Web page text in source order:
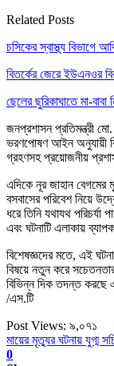
Related Posts
চসিকের স্বাস্থ্য বিভাগে
বিতর্কের জেরে ইউএনওর
ছেলের ছুরিকাঘাতে মা-বাবা
জনপ্রশাসন প্রতিমন্ত্রী
ভরণপোষণ আইন অনুযায়ী
গ্রহণসহ প্রয়োজনীয়
এদিকে নূর জাহান
বসবাসের পরিবেশ নিয়ে
ধরে তিনি যথাযথ
এবং ঘটনাটি এলাকায়
বিশেষজ্ঞদের মতে, এই
বিষয়ে নতুন করে
বিভিন্ন দিক তদন্ত করছে
/এস.টি
Post Views: ৯,০৭১
মায়ের মৃত্যুর ঘটনায় যুগ্ম
0